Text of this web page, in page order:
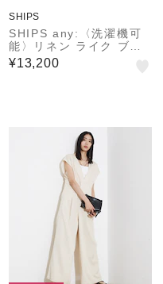
SHIPS
SHIPS any:〈洗濯機可
能〉リネン ライク ブラ
ウス × イージー パンツ
セットアップ
¥13,200